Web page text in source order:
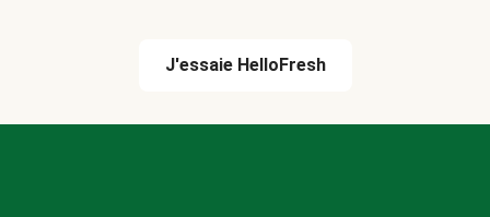
J'essaie HelloFresh